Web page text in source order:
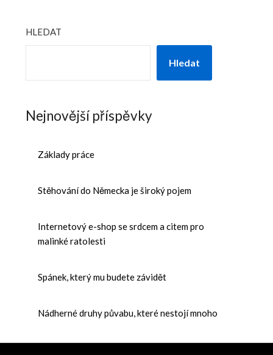
HLEDAT
Hledat
Nejnovější příspěvky
Základy práce
Stěhování do Německa je široký pojem
Internetový e-shop se srdcem a citem pro
malinké ratolesti
Spánek, který mu budete závidět
Nádherné druhy půvabu, které nestojí mnoho